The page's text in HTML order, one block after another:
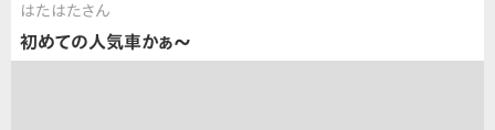
はたはたさん
初めての人気車かぁ〜